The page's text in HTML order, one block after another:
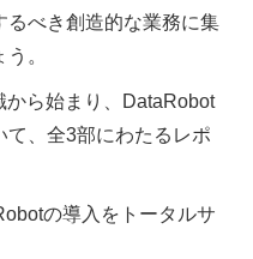
るべき創造的な業務に集
。
から始まり、DataRobot
、全3部にわたるレポ
の導入をトータルサ